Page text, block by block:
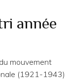
année
mouvement
(1921-1943)